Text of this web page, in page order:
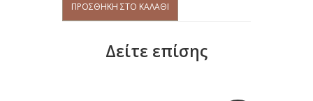
strapless
ΠΡΟΣΘΉΚΗ ΣΤΟ ΚΑΛΆΘΙ
Δείτε επίσης